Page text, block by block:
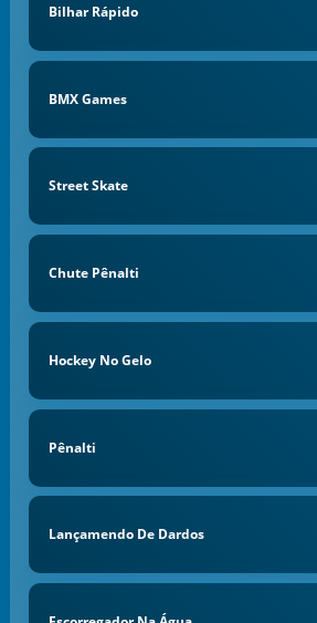
Bilhar Rápido
BMX Games
Street Skate
Chute Pênalti
Hockey No Gelo
Pênalti
Lançamendo De Dardos